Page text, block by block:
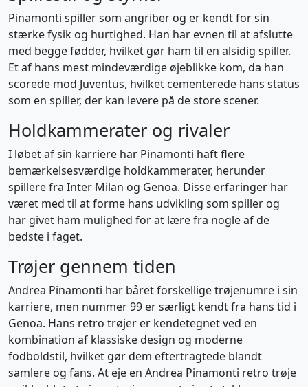
Pinamonti spiller som angriber og er kendt for sin
stærke fysik og hurtighed. Han har evnen til at afslutte
med begge fødder, hvilket gør ham til en alsidig spiller.
Et af hans mest mindeværdige øjeblikke kom, da han
scorede mod Juventus, hvilket cementerede hans status
som en spiller, der kan levere på de store scener.
Holdkammerater og rivaler
I løbet af sin karriere har Pinamonti haft flere
bemærkelsesværdige holdkammerater, herunder
spillere fra Inter Milan og Genoa. Disse erfaringer har
været med til at forme hans udvikling som spiller og
har givet ham mulighed for at lære fra nogle af de
bedste i faget.
Trøjer gennem tiden
Andrea Pinamonti har båret forskellige trøjenumre i sin
karriere, men nummer 99 er særligt kendt fra hans tid i
Genoa. Hans retro trøjer er kendetegnet ved en
kombination af klassiske design og moderne
fodboldstil, hvilket gør dem eftertragtede blandt
samlere og fans. At eje en Andrea Pinamonti retro trøje